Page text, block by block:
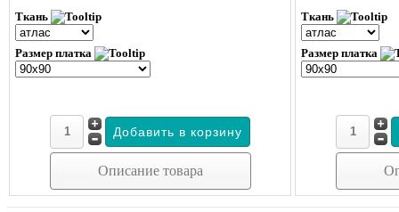
Ткань
Размер платка
Описание товара
Ткань
Размер платка